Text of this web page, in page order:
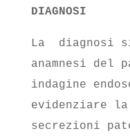
DIAGNOSI
La diagnosi
anamnesi del
indagine
evidenziare
secrezioni